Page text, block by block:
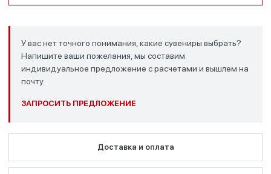
У вас нет точного понимания, какие сувениры выбрать?
Напишите ваши пожелания, мы составим
индивидуальное предложение с расчетами и вышлем на
почту.
ЗАПРОСИТЬ ПРЕДЛОЖЕНИЕ
Доставка и оплата